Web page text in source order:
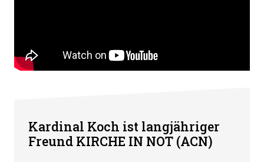
in Einsiedeln ©ACN
Kardinal Koch ist langjähriger
Freund KIRCHE IN NOT (ACN)